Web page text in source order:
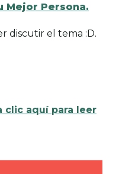
Mejor Persona.
discutir el tema :D.
clic aquí para leer